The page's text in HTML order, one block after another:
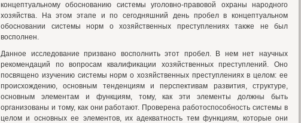
концептуальному обоснованию системы уголовно-правовой охраны народного
хозяйства. На этом этапе и по сегодняшний день пробел в концептуальном
обосновании системы норм о хозяйственных преступлениях также не был
восполнен.
Данное исследование призвано восполнить этот пробел. В нем нет научных
рекомендаций по вопросам квалификации хозяйственных преступлений. Оно
посвящено изучению системы норм о хозяйственных преступлениях в целом: ее
происхождению, основным тенденциям и перспективам развития, структуре,
основным элементам и функциям, тому, как эти элементы должны быть
организованы и тому, как они работают. Проверена работоспособность системы в
целом и основных ее элементов, их адекватность тем функциям, которые они